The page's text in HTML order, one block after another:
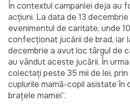
În contextul campaniei deja au
acțiuni. La data de 13
evenimentul de caritate, unde
confecționat jucării de brad, iar
decembrie a avut loc târgul de
au vândut aceste jucării. În
colectați peste 35 mii de lei,
cuplurile mamă-copil asistate în
brațele mamei”.